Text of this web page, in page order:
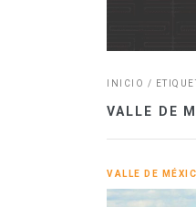
INICIO /
VALLE DE
VALLE DE